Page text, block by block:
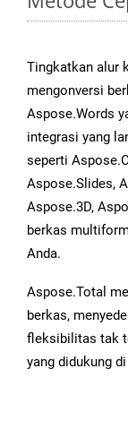
Tingkatkan alur
mengonversi
Aspose.Words
integrasi yang
seperti
Aspose.Slides,
Aspose.3D,
berkas
Anda.
Aspose.Total
berkas,
fleksibilitas tak
yang didukung